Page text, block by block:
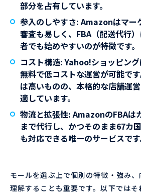
部分を占有しています。
参入のしやすさ: Amazonはマー
審査も易しく、FBA（配送代行
者でも始めやすいのが特徴です。
コスト構造: Yahoo!ショッピン
無料で低コストな運営が可能で
は高いものの、本格的な店舗運
適しています。
物流と拡張性: AmazonのFBAは
まで代行し、かつそのまま67カ
も対応できる唯一のサービスです
モールを選ぶ上で個別の特徴・強み
理解することも重要です。以下では